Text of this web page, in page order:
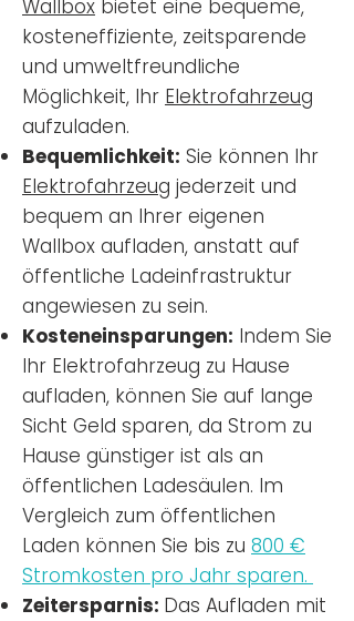
Wallbox bietet eine bequeme,
kosteneffiziente, zeitsparende
und umweltfreundliche
Möglichkeit, Ihr Elektrofahrzeug
aufzuladen.
Bequemlichkeit: Sie können Ihr
Elektrofahrzeug jederzeit und
bequem an Ihrer eigenen
Wallbox aufladen, anstatt auf
öffentliche Ladeinfrastruktur
angewiesen zu sein.
Kosteneinsparungen: Indem Sie
Ihr Elektrofahrzeug zu Hause
aufladen, können Sie auf lange
Sicht Geld sparen, da Strom zu
Hause günstiger ist als an
öffentlichen Ladesäulen. Im
Vergleich zum öffentlichen
Laden können Sie bis zu 800 €
Stromkosten pro Jahr sparen.
Zeitersparnis: Das Aufladen mit